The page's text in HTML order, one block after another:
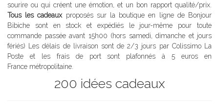
sourire ou qui créent une émotion, et un bon rapport qualité/prix.
Tous les cadeauxproposés sur la boutique en ligne de Bonjour
Bibiche sont en stock et expédiés le jour-même pour toute
commande passée avant 15h00 (hors samedi, dimanche et jours
fériés) Les délais de livraison sont de 2/3 jours par Colissimo La
Poste et les frais de port sont plafonnés à 5 euros en
France métropolitaine.
200 idées cadeaux